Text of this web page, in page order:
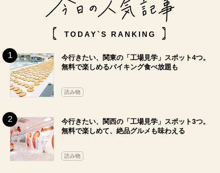
TODAY`S RANKING
今行きたい、関東の「工場見学」スポット4つ。
無料で楽しめるバイキング食べ放題も
読み物
今行きたい、関西の「工場見学」スポット3つ。
無料で楽しめて、絶品グルメも味わえる
読み物